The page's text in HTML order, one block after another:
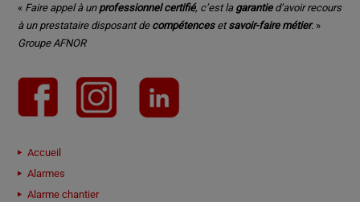
« Faire appel à un professionnel certifié, c’est la garantied’avoir recours
à un prestataire disposant de compétencesetsavoir-faire métier. »
Groupe AFNOR
Accueil
Alarmes
Alarme chantier